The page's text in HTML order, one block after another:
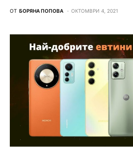
ОТ БОРЯНА ПОПОВА ОКТОМВРИ 4, 2021